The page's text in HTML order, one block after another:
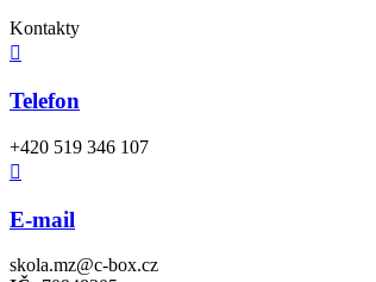
Kontakty

Telefon
+420 519 346 107

E-mail
skola.mz@c-box.cz